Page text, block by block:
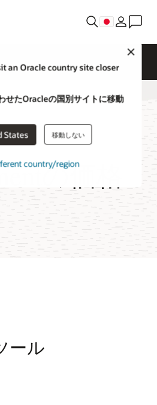
an Oracle country site closer
せたOracleの国別サイトに移動
States 移動しない
country/region
の価格
ール